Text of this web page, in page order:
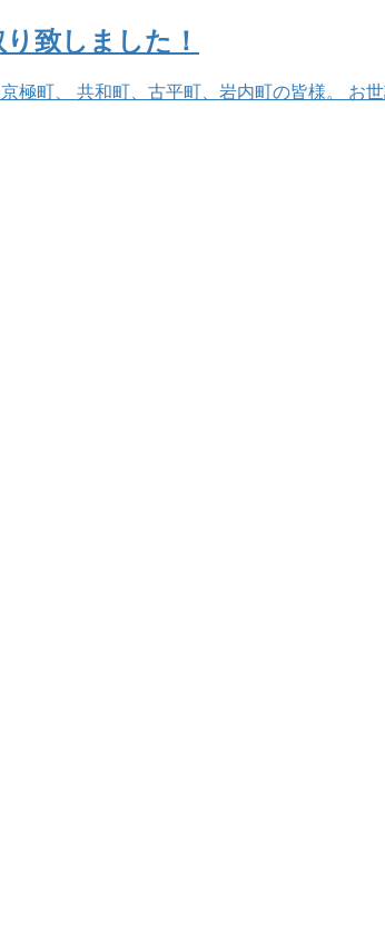
致しました！
町、 共和町、古平町、岩内町の皆様。 お